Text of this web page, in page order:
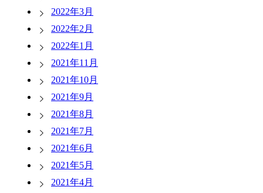
2022年3月
2022年2月
2022年1月
2021年11月
2021年10月
2021年9月
2021年8月
2021年7月
2021年6月
2021年5月
2021年4月